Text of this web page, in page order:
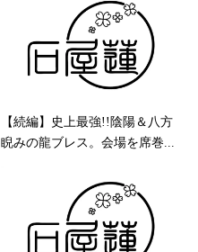
【続編】史上最強!!陰陽＆八方
睨みの龍ブレス。会場を席巻...